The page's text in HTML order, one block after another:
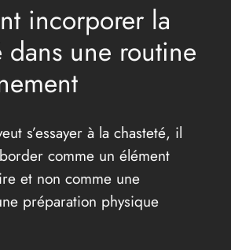
incorporer la
dans une routine
s’essayer à la chasteté, il
comme un élément
et non comme une
préparation physique